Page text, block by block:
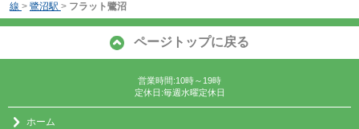
線 > 鷺沼駅 > フラット鷺沼
ページトップに戻る
営業時間:10時～19時
定休日:毎週水曜定休日
ホーム